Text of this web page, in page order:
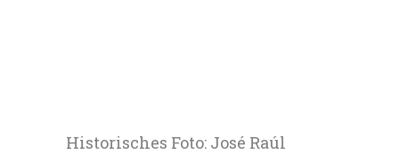
Historisches Foto: José Raúl